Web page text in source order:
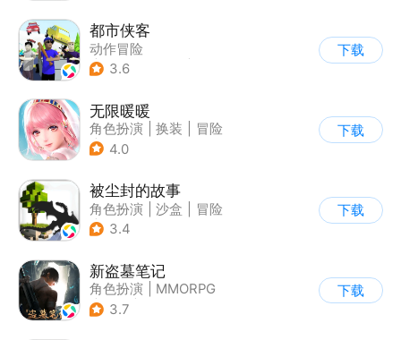
都市侠客
动作冒险
| 第一人称射击
3.6
下载
无限暖暖
角色扮演 换装
冒险
| 开放世界
4.0
下载
被尘封的故事
角色扮演 沙盒
冒险
| 开放世界
3.4
下载
新盗墓笔记
角色扮演
MMORPG
| 冒险
3.7
下载